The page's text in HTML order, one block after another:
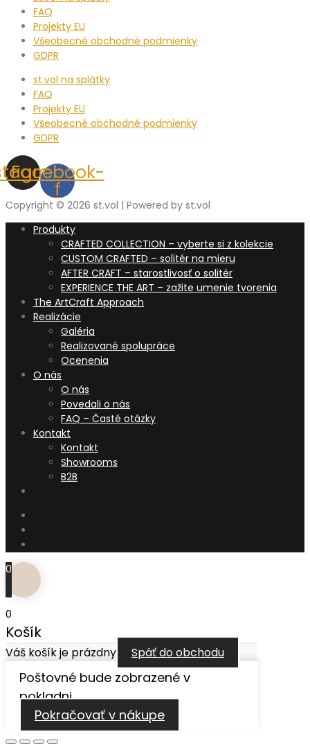
FAQ
Projekty EU
Všeobecné obchodné podmienky
GDPR
st.vol na splátky
FAQ
Projekty EU
Všeobecné obchodné podmienky
GDPR
Facebook-
f
Copyright © 2026 st.vol | Powered by st.vol
Produkty
CRAFTED COLLECTION – vyberte si z kolekcie
CUSTOM CRAFTED – solitér na mieru
AFTER CRAFT – starostlivosť o solitér
EXPERIENCE THE ART – zažite umenie tvorenia
The ArtCraft Approach
Realizácie
Galéria
Realizované spolupráce
Ocenenia
O nás
O nás
Povedali o nás
FAQ – Časté otázky
Kontakt
Kontakt
Showrooms
B2B
0
0
Košík
Váš košík je prázdny Späť do obchodu
Poštovné bude zobrazené v
pokladni.
Pokračovať v nákupe